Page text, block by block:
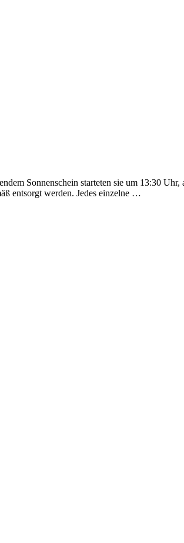
Sonnenschein starteten sie um 13:30
entsorgt werden. Jedes einzelne …